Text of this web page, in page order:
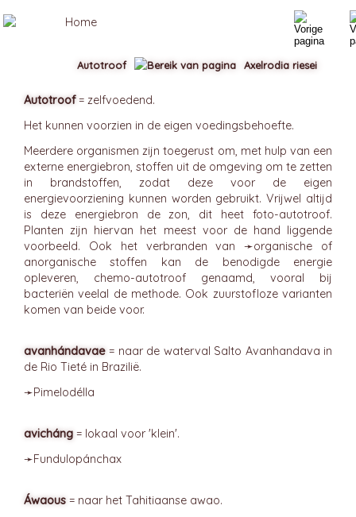
Autotroof= zelfvoedend.
Het kunnen voorzien in de eigen voedingsbehoefte.
Meerdere organismen zijn toegerust om, met hulp van een
externe energiebron, stoffen uit de omgeving om te zetten
in brandstoffen, zodat deze voor de eigen
energievoorziening kunnen worden gebruikt. Vrijwel altijd
is deze energiebron de zon, dit heet foto-autotroof.
Planten zijn hiervan het meest voor de hand liggende
voorbeeld. Ook het verbranden van ➛organische of
anorganische stoffen kan de benodigde energie
opleveren, chemo-autotroof genaamd, vooral bij
bacteriën veelal de methode. Ook zuurstofloze varianten
komen van beide voor.
avanhándavae = naar de waterval Salto Avanhandava in
de Rio Tieté in Brazilië.
➛Pimelodélla
avicháng = lokaal voor 'klein'.
➛Fundulopánchax
Áwaous = naar het Tahitiaanse awao.
Autotroof Axelrodia riesei